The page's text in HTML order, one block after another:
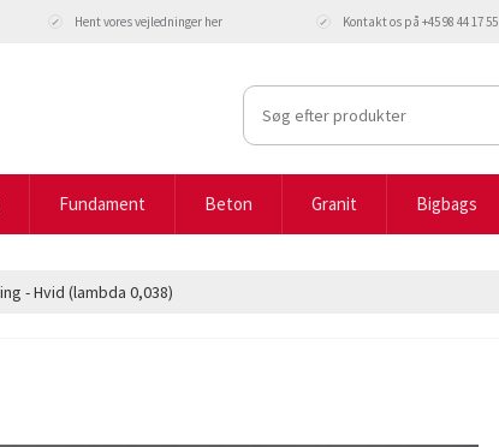
Hent vores vejledninger her Kontakt os på +45 98 44 17 55
Fundament Beton Granit Bigbags
- Hvid (lambda 0,038)